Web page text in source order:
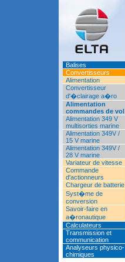
Balises
Convertisseurs
Alimentation
Convertisseur
d'�clairage a�ro
Alimentation
commandes de vol
Alimentation 349 V
multisorties marine
Alimentation 349V /
15 V marine
Alimentation 349V /
28 V marine
Variateur de vitesse
Commande
d'actionneurs
Chargeur de batterie
Syst�me de
conversion
Savoir-faire en
a�ronautique
Calculateurs
Transmission et
communication
Analyseurs physico-
chimiques